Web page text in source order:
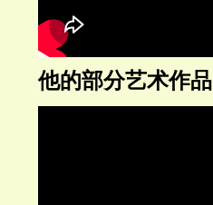
他的部分艺术作品